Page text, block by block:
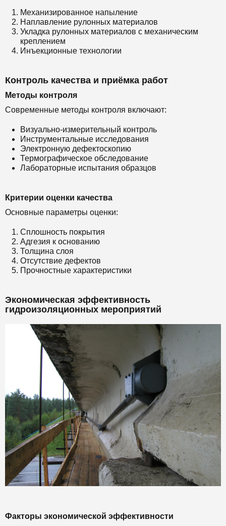
Механизированное напыление
Наплавление рулонных материалов
Укладка рулонных материалов с механическим
креплением
Инъекционные технологии
Контроль качества и приёмка работ
Методы контроля
Современные методы контроля включают:
Визуально-измерительный контроль
Инструментальные исследования
Электронную дефектоскопию
Термографическое обследование
Лабораторные испытания образцов
Критерии оценки качества
Основные параметры оценки:
Сплошность покрытия
Адгезия к основанию
Толщина слоя
Отсутствие дефектов
Прочностные характеристики
Экономическая эффективность
гидроизоляционных мероприятий
Факторы экономической эффективности